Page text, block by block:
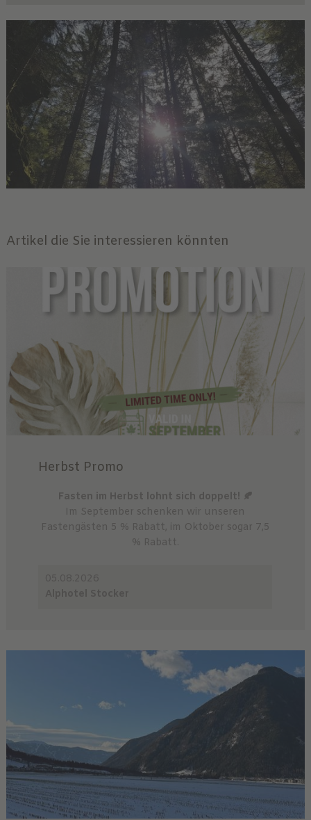
Artikel die Sie interessieren könnten
Herbst Promo
Fasten im Herbst lohnt sich doppelt! 🍂
Im September schenken wir unseren
Fastengästen 5 % Rabatt, im Oktober sogar 7,5
% Rabatt.